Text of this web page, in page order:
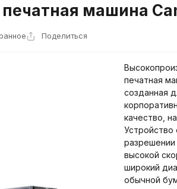
машина
Поделиться
печатная
созданная
качество,
Устройство
разрешении
высокой
широкий
обычной